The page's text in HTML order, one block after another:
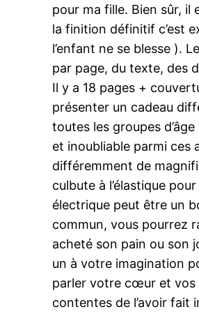
pour ma fille. Bien sûr,
la finition définitif c’est
l’enfant ne se blesse ).
par page, du texte, des
Il y a 18 pages +
présenter un cadeau
toutes les groupes
et inoubliable parmi ces
différemment de
culbute à l’élastique
électrique peut être un
commun, vous pourrez
acheté son pain ou son
un à votre imagination
parler votre cœur et vos
contentes de l’avoir fait